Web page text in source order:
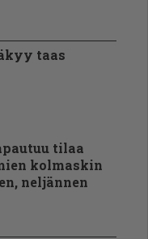
taas
tilaa
kolmaskin
neljännen